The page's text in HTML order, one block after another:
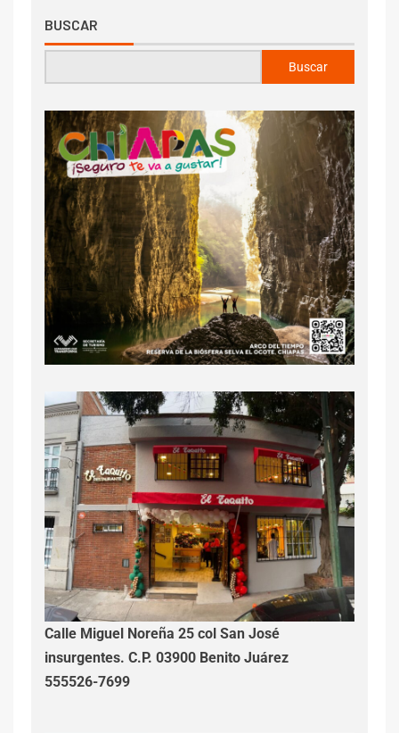
BUSCAR
Buscar
Calle Miguel Noreña 25 col San José
insurgentes. C.P. 03900 Benito Juárez
555526-7699